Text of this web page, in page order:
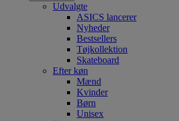
Udvalgte
ASICS lancerer
Nyheder
Bestsellers
Tøjkollektion
Skateboard
Efter køn
Mænd
Kvinder
Børn
Unisex